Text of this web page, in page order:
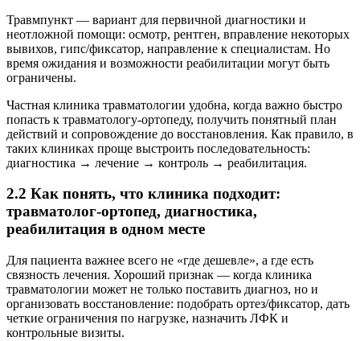
Травмпункт — вариант для первичной диагностики и
неотложной помощи: осмотр, рентген, вправление некоторых
вывихов, гипс/фиксатор, направление к специалистам. Но
время ожидания и возможности реабилитации могут быть
ограничены.
Частная клиника травматологии удобна, когда важно быстро
попасть к травматологу-ортопеду, получить понятный план
действий и сопровождение до восстановления. Как правило, в
таких клиниках проще выстроить последовательность:
диагностика → лечение → контроль → реабилитация.
2.2 Как понять, что клиника подходит:
травматолог-ортопед, диагностика,
реабилитация в одном месте
Для пациента важнее всего не «где дешевле», а где есть
связность лечения. Хороший признак — когда клиника
травматологии может не только поставить диагноз, но и
организовать восстановление: подобрать ортез/фиксатор, дать
четкие ограничения по нагрузке, назначить ЛФК и
контрольные визиты.